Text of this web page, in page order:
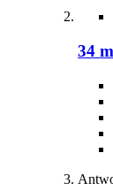
34